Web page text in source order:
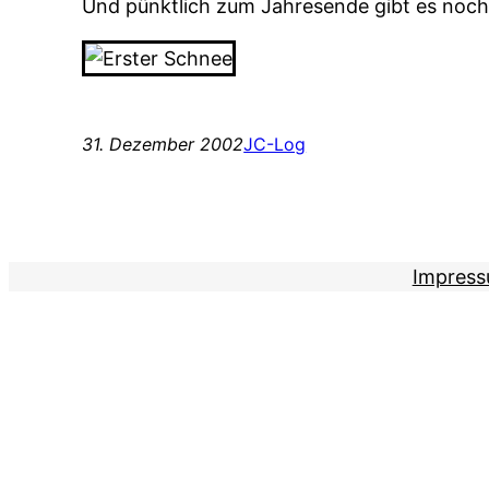
Und pünktlich zum Jahresende gibt es
31. Dezember 2002JC-Log